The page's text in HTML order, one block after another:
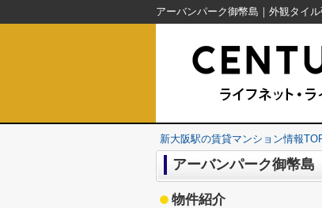
新大阪駅の賃貸マンション情報
アーバンパーク御幣島
物件紹介